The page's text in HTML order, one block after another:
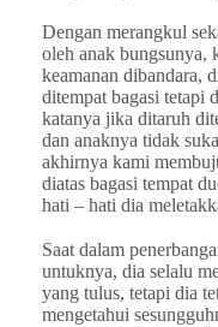
Dengan merangkul
oleh anak bungsunya,
keamanan dibandara,
ditempat bagasi tetapi
katanya jika ditaruh
dan anaknya tidak
akhirnya kami
diatas bagasi tempat
hati – hati dia
Saat dalam
untuknya, dia selalu
yang tulus, tetapi dia
mengetahui